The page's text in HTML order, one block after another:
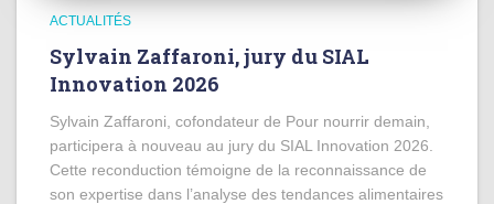
ACTUALITÉS
Sylvain Zaffaroni, jury du SIAL
Innovation 2026
Sylvain Zaffaroni, cofondateur de Pour nourrir demain,
participera à nouveau au jury du SIAL Innovation 2026.
Cette reconduction témoigne de la reconnaissance de
son expertise dans l’analyse des tendances alimentaires